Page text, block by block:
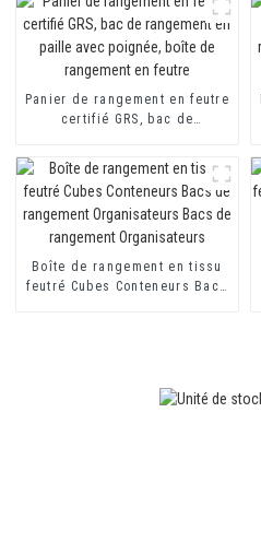
capacité et tapis de jeu pour
jouets, vente en gros
Panier de rangement en feutre
certifié GRS, bac de
poignée, boîte de rangement
en feutre
Boîte de rangement en tissu
feutré Cubes Conteneurs Bacs